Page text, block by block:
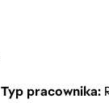
Typ pracownika